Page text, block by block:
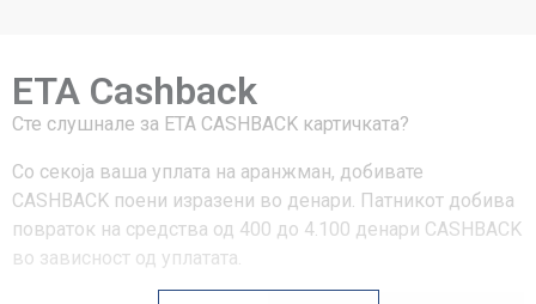
ETA Cashback
Сте слушнале за ЕТА CASHBACK картичката?
Со секоја ваша уплата на аранжман, добивате
CASHBACK поени изразени во денари. Патникот добива
повраток на средства од 400 до 4.100 денари CASHBACK
во зависност од уплатата.